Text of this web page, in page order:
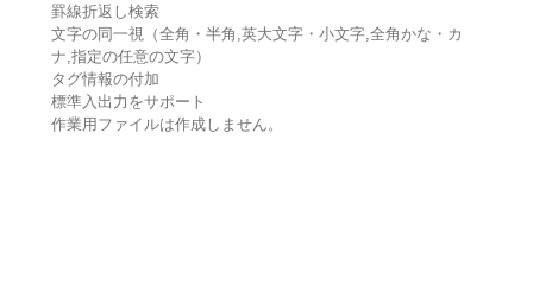
罫線折返し検索
文字の同一視（全角・半角,英大文字・小文字,全角かな・カ
ナ,指定の任意の文字）
タグ情報の付加
標準入出力をサポート
作業用ファイルは作成しません。